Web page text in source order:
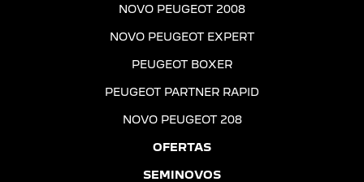
NOVO PEUGEOT 2008
NOVO PEUGEOT EXPERT
PEUGEOT BOXER
PEUGEOT PARTNER RAPID
NOVO PEUGEOT 208
OFERTAS
SEMINOVOS